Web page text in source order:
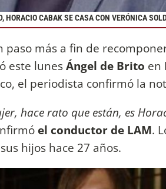
CABAK SE CASA CON VERÓNICA
paso más a fin de
este lunesÁngel de Brito en
el periodista confirmó la
hace rato que están, es
el conductor de LAM.
hijos hace 27 años.